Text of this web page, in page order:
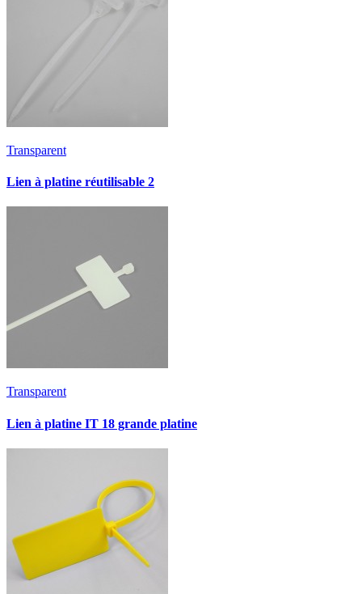
Transparent
Lien à platine réutilisable 2
Transparent
Lien à platine IT 18 grande platine